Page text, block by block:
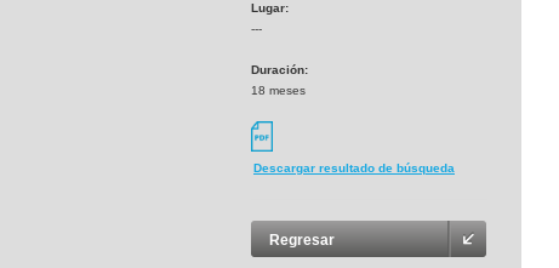
Lugar:
---
Duración:
18 meses
Descargar resultado de búsqueda
Regresar